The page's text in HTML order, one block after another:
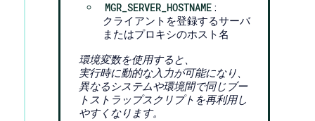
MGR_SERVER_HOSTNAME :
クライアントを登録するサーバ
またはプロキシのホスト名
環境変数を使用すると、
実行時に動的な入力が可能になり、
異なるシステムや環境間で同じブー
トストラップスクリプトを再利用し
やすくなります。